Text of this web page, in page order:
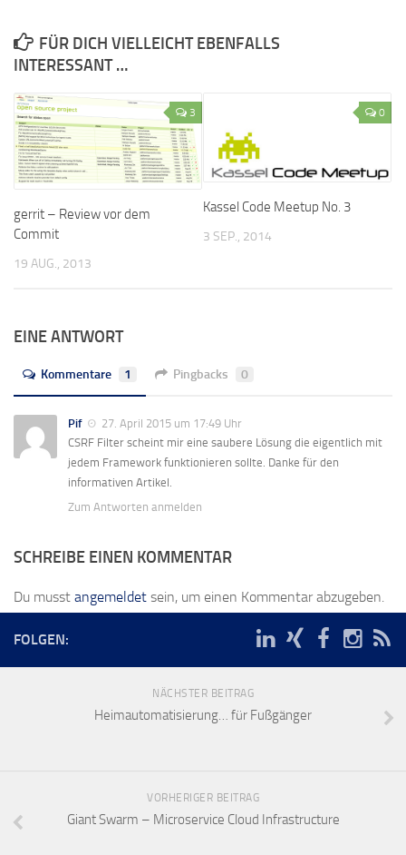
FÜR DICH VIELLEICHT EBENFALLS
INTERESSANT …
3
gerrit – Review vor dem
Commit
19 AUG., 2013
0
Kassel Code Meetup No. 3
3 SEP., 2014
EINE ANTWORT
Kommentare 1 Pingbacks 0
Pif
27. April 2015 um 17:49 Uhr
CSRF Filter scheint mir eine saubere Lösung die eigentlich mit
jedem Framework funktionieren sollte. Danke für den
informativen Artikel.
Zum Antworten anmelden
SCHREIBE EINEN KOMMENTAR
Du musst angemeldet sein, um einen Kommentar abzugeben.
FOLGEN:
NÄCHSTER BEITRAG
Heimautomatisierung… für Fußgänger
VORHERIGER BEITRAG
Giant Swarm – Microservice Cloud Infrastructure